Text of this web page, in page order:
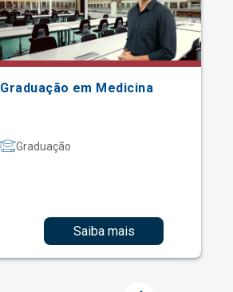
Graduação em Medicina
Graduação
Saiba mais